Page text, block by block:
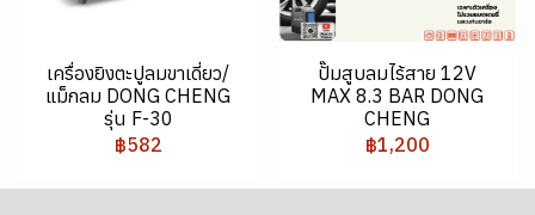
เครื่องยิงตะปูลมขาเดี่ยว/
แม็กลม DONG CHENG
รุ่น F-30
฿582
ปั๊มสูบลมไร้สาย 12V
MAX 8.3 BAR DONG
CHENG
฿1,200